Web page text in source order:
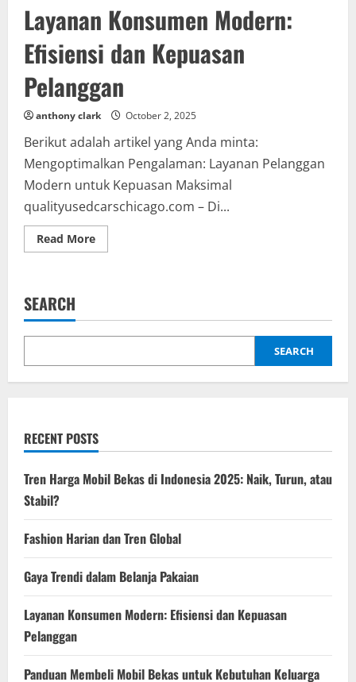
Layanan Konsumen Modern:
Efisiensi dan Kepuasan
Pelanggan
anthony clark October 2, 2025
Berikut adalah artikel yang Anda minta:
Mengoptimalkan Pengalaman: Layanan Pelanggan
Modern untuk Kepuasan Maksimal
qualityusedcarschicago.com – Di...
Read MoreRead
more
Pelanggan
SEARCH
SEARCH
RECENT POSTS
Tren Harga Mobil Bekas di Indonesia 2025: Naik, Turun, atau
Stabil?
Fashion Harian dan Tren Global
Gaya Trendi dalam Belanja Pakaian
Layanan Konsumen Modern: Efisiensi dan Kepuasan
Pelanggan
Panduan Membeli Mobil Bekas untuk Kebutuhan Keluarga